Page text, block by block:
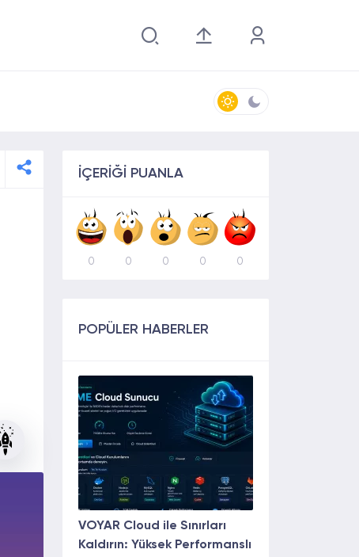
İÇERİĞİ PUANLA
0 0 0 0 0
POPÜLER HABERLER
VOYAR Cloud ile Sınırları
Kaldırın: Yüksek Performanslı